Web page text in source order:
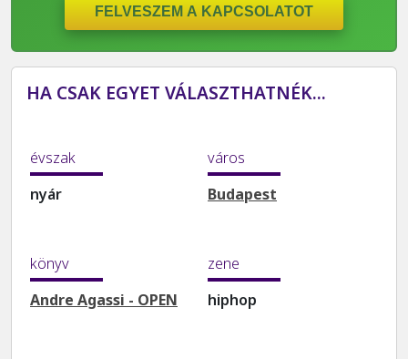
HA CSAK EGYET VÁLASZTHATNÉK...
évszak
nyár
város
Budapest
könyv
Andre Agassi - OPEN
zene
hiphop